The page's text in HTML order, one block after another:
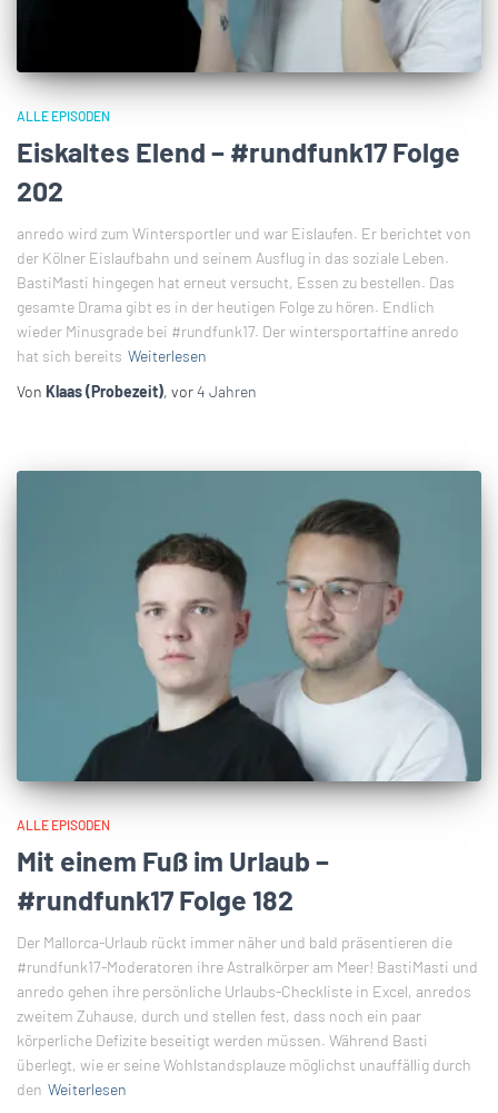
ALLE EPISODEN
Eiskaltes Elend – #rundfunk17 Folge
202
anredo wird zum Wintersportler und war Eislaufen. Er berichtet von
der Kölner Eislaufbahn und seinem Ausflug in das soziale Leben.
BastiMasti hingegen hat erneut versucht, Essen zu bestellen. Das
gesamte Drama gibt es in der heutigen Folge zu hören. Endlich
wieder Minusgrade bei #rundfunk17. Der wintersportaffine anredo
hat sich bereits Weiterlesen
Von Klaas (Probezeit), vor4 Jahren
ALLE EPISODEN
Mit einem Fuß im Urlaub –
#rundfunk17 Folge 182
Der Mallorca-Urlaub rückt immer näher und bald präsentieren die
#rundfunk17-Moderatoren ihre Astralkörper am Meer! BastiMasti und
anredo gehen ihre persönliche Urlaubs-Checkliste in Excel, anredos
zweitem Zuhause, durch und stellen fest, dass noch ein paar
körperliche Defizite beseitigt werden müssen. Während Basti
überlegt, wie er seine Wohlstandsplauze möglichst unauffällig durch
den Weiterlesen